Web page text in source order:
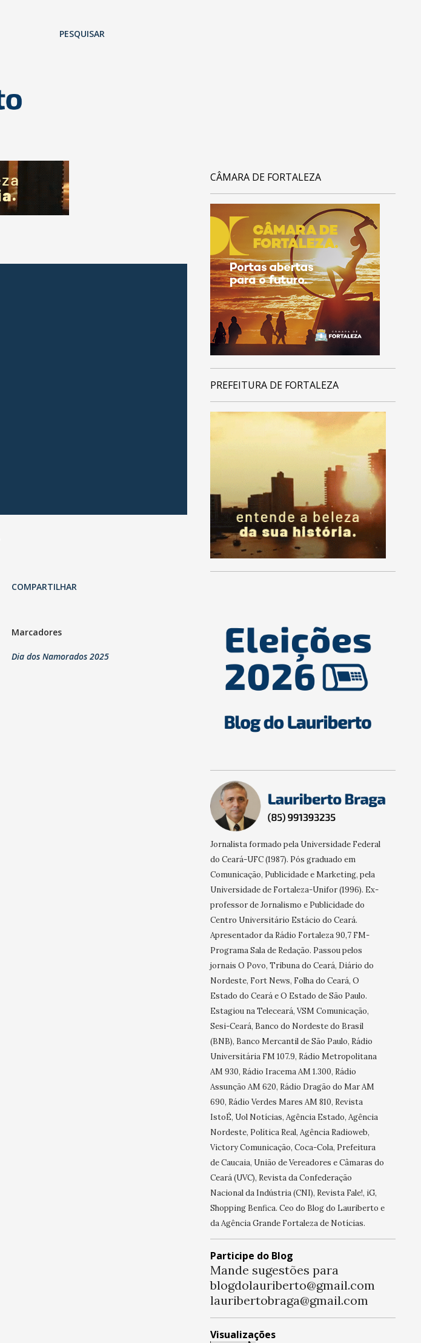
PESQUISAR
COMPARTILHAR
Marcadores
Dia dos Namorados 2025
CÂMARA DE FORTALEZA
PREFEITURA DE FORTALEZA
Jornalista formado pela Universidade Federal
do Ceará-UFC (1987). Pós graduado em
Comunicação, Publicidade e Marketing, pela
Universidade de Fortaleza-Unifor (1996). Ex-
professor de Jornalismo e Publicidade do
Centro Universitário Estácio do Ceará.
Apresentador da Rádio Fortaleza 90,7 FM-
Programa Sala de Redação. Passou pelos
jornais O Povo, Tribuna do Ceará, Diário do
Nordeste, Fort News, Folha do Ceará, O
Estado do Ceará e O Estado de São Paulo.
Estagiou na Teleceará, VSM Comunicação,
Sesi-Ceará, Banco do Nordeste do Brasil
(BNB), Banco Mercantil de São Paulo, Rádio
Universitária FM 107.9, Rádio Metropolitana
AM 930, Rádio Iracema AM 1.300, Rádio
Assunção AM 620, Rádio Dragão do Mar AM
690, Rádio Verdes Mares AM 810, Revista
IstoÉ, Uol Notícias, Agência Estado, Agência
Nordeste, Política Real, Agência Radioweb,
Victory Comunicação, Coca-Cola, Prefeitura
de Caucaia, União de Vereadores e Câmaras do
Ceará (UVC), Revista da Confederação
Nacional da Indústria (CNI), Revista Fale!, iG,
Shopping Benfica. Ceo do Blog do Lauriberto e
da Agência Grande Fortaleza de Notícias.
Participe do Blog
Mande sugestões para
blogdolauriberto@gmail.com
lauribertobraga@gmail.com
Visualizações